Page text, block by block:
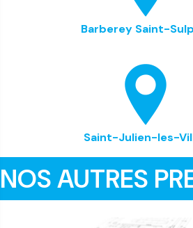
Barberey Saint-
Saint-Julien-les-
NOS AUTRES